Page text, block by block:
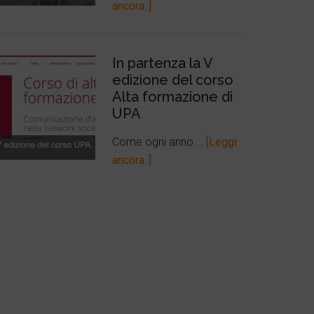
ancora..]
In partenza la V
edizione del corso
Alta formazione di
UPA
Come ogni anno …
[Leggi
ancora..]